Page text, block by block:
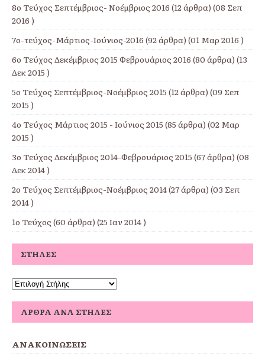
8ο Τεύχος Σεπτέμβριος- Νοέμβριος 2016 (12 άρθρα) (08 Σεπ
2016 )
7ο-τεύχος-Μάρτιος-Ιούνιος-2016 (92 άρθρα) (01 Μαρ 2016 )
6ο Τεύχος Δεκέμβριος 2015 Φεβρουάριος 2016 (80 άρθρα) (13
Δεκ 2015 )
5ο Τεύχος Σεπτέμβριος-Νοέμβριος 2015 (12 άρθρα) (09 Σεπ
2015 )
4ο Τεύχος Μάρτιος 2015 - Ιούνιος 2015 (85 άρθρα) (02 Μαρ
2015 )
3ο Τεύχος Δεκέμβριος 2014-Φεβρουάριος 2015 (67 άρθρα) (08
Δεκ 2014 )
2ο Τεύχος Σεπτέμβριος-Νοέμβριος 2014(27 άρθρα) (03 Σεπ
2014 )
1ο Τεύχος (60 άρθρα) (25 Ιαν 2014 )
ΣΤΉΛΕΣ
ΆΡΘΡΑ ΑΝΆ ΣΤΉΛΕΣ
ΑΝΑΚΟΙΝΩΣΕΙΣ